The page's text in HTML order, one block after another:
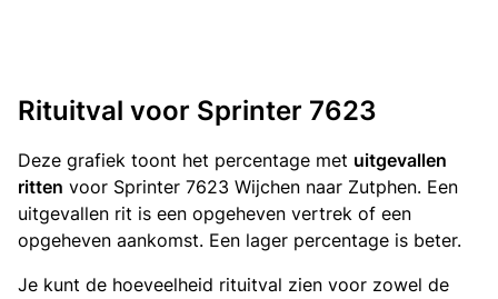
Rituitval voor Sprinter 7623
Deze grafiek toont het percentage met uitgevallen
ritten voor Sprinter 7623 Wijchen naar Zutphen. Een
uitgevallen rit is een opgeheven vertrek of een
opgeheven aankomst. Een lager percentage is beter.
Je kunt de hoeveelheid rituitval zien voor zowel de